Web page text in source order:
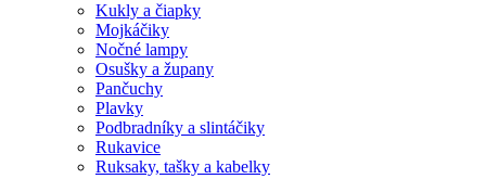
Kukly a čiapky
Mojkáčiky
Nočné lampy
Osušky a župany
Pančuchy
Plavky
Podbradníky a slintáčiky
Rukavice
Ruksaky, tašky a kabelky